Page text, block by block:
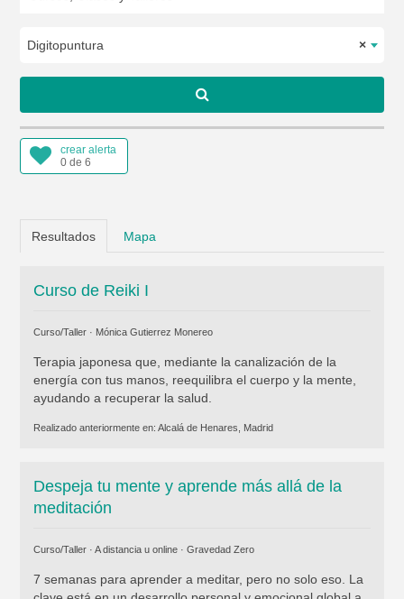
×
Digitopuntura
crear alerta
0 de 6
Resultados Mapa
Curso de Reiki I
Curso/Taller · Mónica Gutierrez Monereo
Terapia japonesa que, mediante la canalización de la
energía con tus manos, reequilibra el cuerpo y la mente,
ayudando a recuperar la salud.
Realizado anteriormente en: Alcalá de Henares, Madrid
Despeja tu mente y aprende más allá de la
meditación
Curso/Taller · A distancia u online · Gravedad Zero
7 semanas para aprender a meditar, pero no solo eso. La